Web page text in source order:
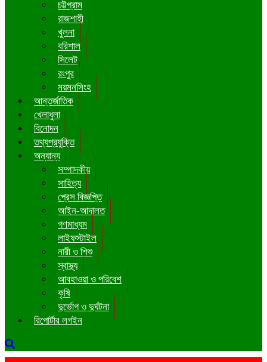
চট্টগ্রাম
রাজশাহী
খুলনা
বরিশাল
সিলেট
রংপুর
ময়মনসিংহ
আন্তর্জাতিক
খেলাধুলা
বিনোদন
তথ্যপ্রযুক্তি
অন্যান্য
সম্পাদকীয়
সাহিত্য
প্রেস বিজ্ঞপ্তি
আইন-আদালত
গণমাধ্যম
লাইফস্টাইল
নারী ও শিশু
স্বাস্থ্য
আবহাওয়া ও পরিবেশ
কৃষি
দুর্ভোগ ও দুর্ঘটনা
রিপোর্টার লগইন